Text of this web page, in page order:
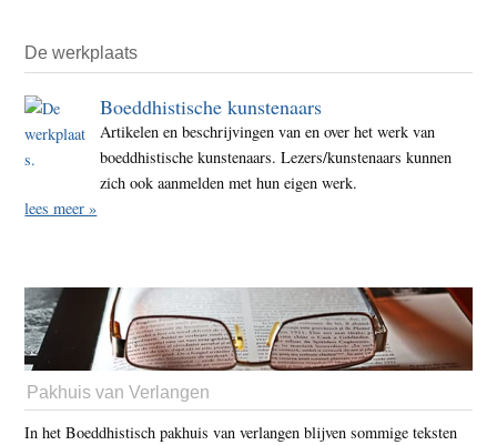
De werkplaats
Boeddhistische kunstenaars
Artikelen en beschrijvingen van en over het werk van
boeddhistische kunstenaars. Lezers/kunstenaars kunnen
zich ook aanmelden met hun eigen werk.
lees meer »
Pakhuis van Verlangen
In het Boeddhistisch pakhuis van verlangen blijven sommige teksten